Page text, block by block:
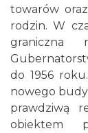
towarów
rodzin. W
graniczna
do 1956
nowego
prawdziwą
obiektem